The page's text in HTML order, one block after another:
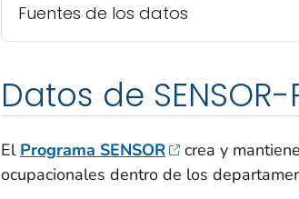
Fuentes de los datos
Datos de
El Programa SENSOR
crea y
ocupacionales dentro de los